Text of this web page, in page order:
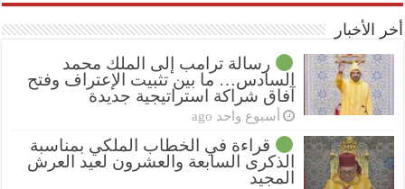
أخر الأخبار
رسالة ترامب إلى الملك محمد
السادس… ما بين تثبيت الإعتراف وفتح
آفاق شراكة استراتيجية جديدة
أسبوع واحد ago
قراءة في الخطاب الملكي بمناسبة
الذكرى السابعة والعشرون لعيد العرش
المجيد